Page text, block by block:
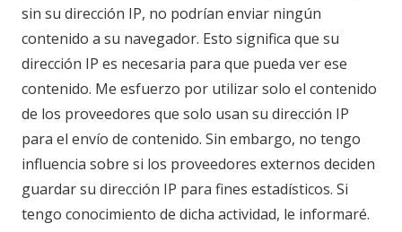
sin su dirección IP, no podrían enviar ningún
contenido a su navegador. Esto significa que su
dirección IP es necesaria para que pueda ver ese
contenido. Me esfuerzo por utilizar solo el contenido
de los proveedores que solo usan su dirección IP
para el envío de contenido. Sin embargo, no tengo
influencia sobre si los proveedores externos deciden
guardar su dirección IP para fines estadísticos. Si
tengo conocimiento de dicha actividad, le informaré.